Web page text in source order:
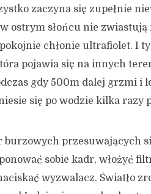
zaczyna się zupełnie
ostrym słońcu nie
chłonie ultrafiolet. I
pojawia się na innych
gdy 500m dalej grzmi i
się po wodzie kilka razy
przesuwających
sobie kadr, włożyć
wyzwalacz. Światło